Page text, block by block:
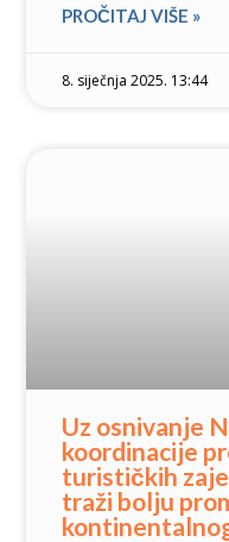
PROČITAJ VIŠE »
8. siječnja 2025. 13:44
Uz osnivanje
koordinacije
turističkih
traži bolju